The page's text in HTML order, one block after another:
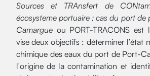
Sources et TRAnsfert de
écosysteme portuaire : cas du port de
Camargue ou PORT-TRACONS
vise deux objectifs : déterminer l’état
chimique des eaux du port de Port-
l'origine de la contamination et